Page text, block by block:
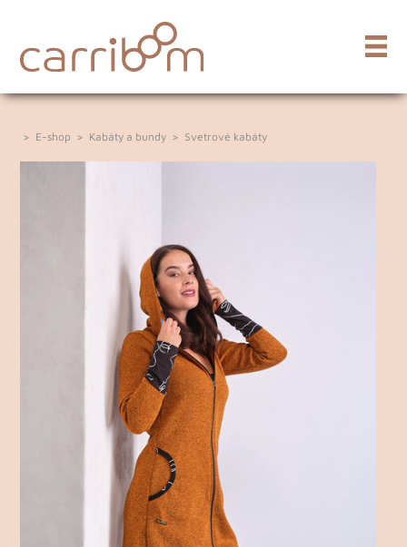
> E-shop > Kabáty a bundy > Svetrové kabáty